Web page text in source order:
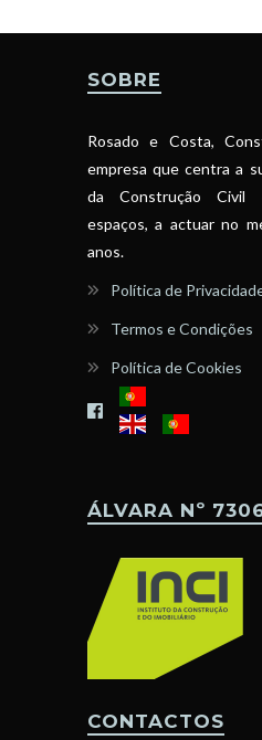
SOBRE
Rosado e Costa,
empresa que centra a
da Construção Civil
espaços, a actuar no
anos.
Política de
Termos e Condições
Política de Cookies
ÁLVARA Nº
CONTACTOS